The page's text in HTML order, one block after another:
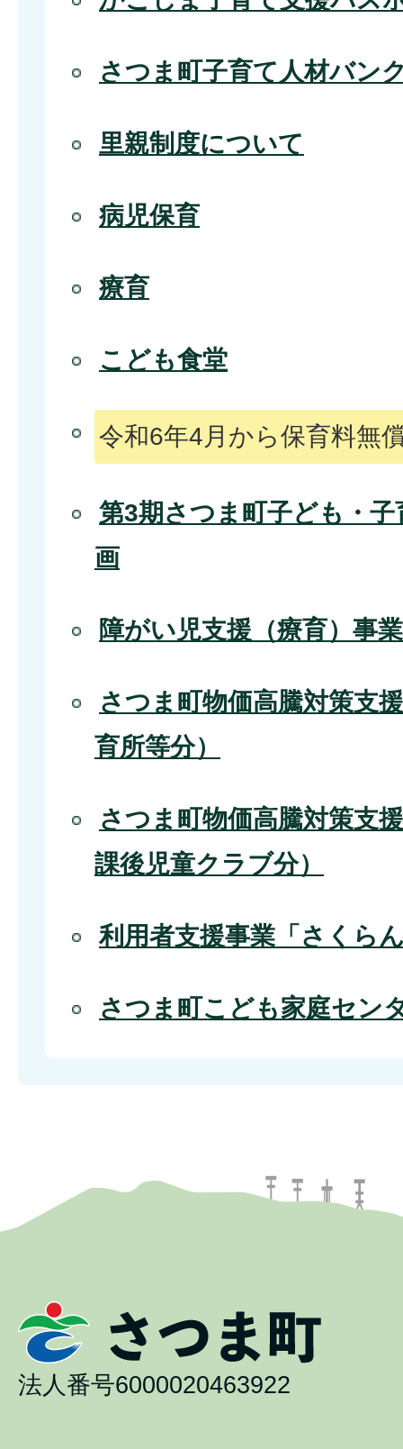
さつま町子育て人材バン
里親制度について
病児保育
療育
こども食堂
令和6年4月から保育料無
第3期さつま町子ども・子
画
障がい児支援（療育）事
さつま町物価高騰対策支
育所等分）
さつま町物価高騰対策支
課後児童クラブ分）
利用者支援事業「さくら
さつま町こども家庭セン
法人番号6000020463922